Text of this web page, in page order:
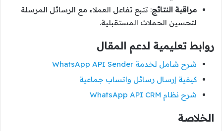
مراقبة النتائج: تتبع تفاعل العملاء مع الرسائل المرسلة
لتحسين الحملات المستقبلية.
روابط تعليمية لدعم المقال
شرح شامل لخدمة WhatsApp API Sender
كيفية إرسال رسائل واتساب جماعية
شرح نظام WhatsApp API CRM
الخلاصة